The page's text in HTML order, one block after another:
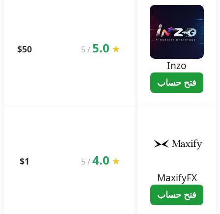
Inzo
فتح حساب
★
5.0
/
5
$50
MaxifyFX
فتح حساب
★
4.0
/
5
$1